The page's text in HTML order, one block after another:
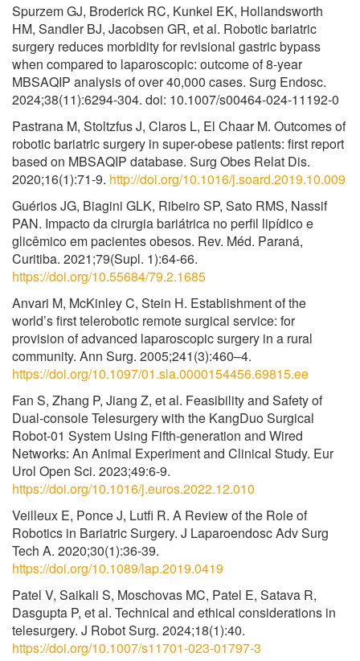
Spurzem GJ, Broderick RC, Kunkel EK, Hollandsworth
HM, Sandler BJ, Jacobsen GR, et al. Robotic bariatric
surgery reduces morbidity for revisional gastric bypass
when compared to laparoscopic: outcome of 8-year
MBSAQIP analysis of over 40,000 cases. Surg Endosc.
2024;38(11):6294-304. doi: 10.1007/s00464-024-11192-0
Pastrana M, Stoltzfus J, Claros L, El Chaar M. Outcomes of
robotic bariatric surgery in super-obese patients: first report
based on MBSAQIP database. Surg Obes Relat Dis.
2020;16(1):71-9. http://doi.org/10.1016/j.soard.2019.10.009
Guérios JG, Biagini GLK, Ribeiro SP, Sato RMS, Nassif
PAN. Impacto da cirurgia bariátrica no perfil lipídico e
glicêmico em pacientes obesos. Rev. Méd. Paraná,
Curitiba. 2021;79(Supl. 1):64-66.
https://doi.org/10.55684/79.2.1685
Anvari M, McKinley C, Stein H. Establishment of the
world’s first telerobotic remote surgical service: for
provision of advanced laparoscopic surgery in a rural
community. Ann Surg. 2005;241(3):460–4.
https://doi.org/10.1097/01.sla.0000154456.69815.ee
Fan S, Zhang P, Jiang Z, et al. Feasibility and Safety of
Dual-console Telesurgery with the KangDuo Surgical
Robot-01 System Using Fifth-generation and Wired
Networks: An Animal Experiment and Clinical Study. Eur
Urol Open Sci. 2023;49:6-9.
https://doi.org/10.1016/j.euros.2022.12.010
Veilleux E, Ponce J, Lutfi R. A Review of the Role of
Robotics in Bariatric Surgery. J Laparoendosc Adv Surg
Tech A. 2020;30(1):36-39.
https://doi.org/10.1089/lap.2019.0419
Patel V, Saikali S, Moschovas MC, Patel E, Satava R,
Dasgupta P, et al. Technical and ethical considerations in
telesurgery. J Robot Surg. 2024;18(1):40.
https://doi.org/10.1007/s11701-023-01797-3